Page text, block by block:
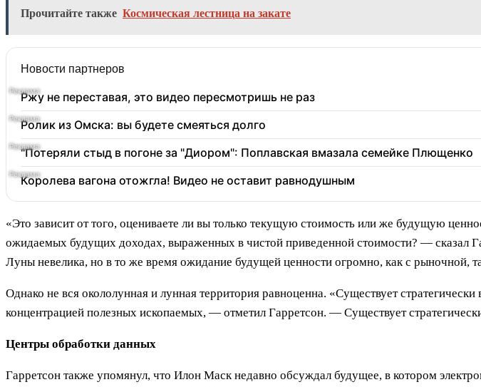
Прочитайте также Космическая лестница на закате
Новости партнеров
Ржу не переставая, это видео пересмотришь не раз
Ролик из Омска: вы будете смеяться долго
"Потеряли стыд в погоне за "Диором": Поплавская вмазала семейке Плющенко
Королева вагона отожгла! Видео не оставит равнодушным
«Это зависит от того, оцениваете ли вы только текущую стоимость или же будущую
ожидаемых будущих доходах, выраженных в чистой приведенной стоимости? — сказал
Луны невелика, но в то же время ожидание будущей ценности огромно, как с рыночной,
Однако не вся окололунная и лунная территория равноценна. «Существует
концентрацией полезных ископаемых, — отметил Гарретсон. — Существует
Центры обработки данных
Гарретсон также упомянул, что Илон Маск недавно обсуждал будущее, в котором